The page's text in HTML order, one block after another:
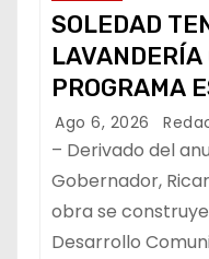
SOLEDAD
PROGRAMA
Ago 6, 2026
– Derivado del
Gobernador,
obra se
Desarrollo